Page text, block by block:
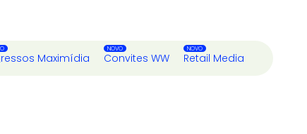
Maximídia Convites WW Retail Media